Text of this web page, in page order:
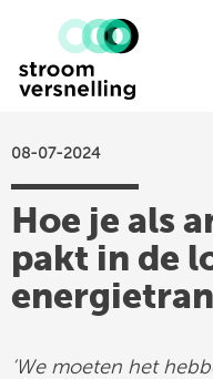
Stroomversnelling
agenda
kennisproducten
leden
08-07-2024
Hoe je als
pakt in de
‘We moeten het